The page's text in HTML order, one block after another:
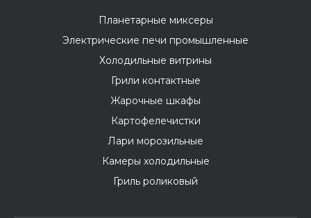
Планетарные миксеры
Электрические печи промышленные
Холодильные витрины
Грили контактные
Жарочные шкафы
Картофелечистки
Лари морозильные
Камеры холодильные
Гриль роликовый